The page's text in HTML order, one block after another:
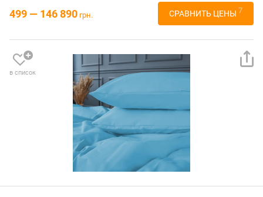
499 — 146 890 грн. СРАВНИТЬ ЦЕНЫ 7
в список